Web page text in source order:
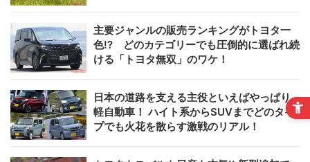
主要ジャンルの販売ランキングがトヨタ一
色!? どのカテゴリーでも圧倒的に選ばれ続
ける「トヨタ無双」のワケ！
日本の道路を支える主役といえばやっぱり
軽自動車！ ハイト系からSUVまでどのタイ
プでも火花を散らす激戦のリアル！